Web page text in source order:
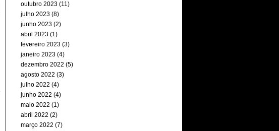
outubro 2023 (11)
julho 2023 (8)
junho 2023 (2)
abril 2023 (1)
fevereiro 2023 (3)
janeiro 2023 (4)
dezembro 2022 (5)
agosto 2022 (3)
julho 2022 (4)
junho 2022 (4)
maio 2022 (1)
abril 2022 (2)
março 2022 (7)